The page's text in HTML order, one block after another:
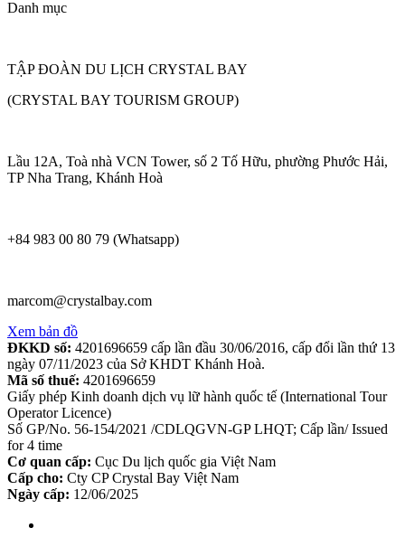
Danh mục
TẬP ĐOÀN DU LỊCH CRYSTAL BAY
(CRYSTAL BAY TOURISM GROUP)
Lầu 12A, Toà nhà VCN Tower, số 2 Tố Hữu, phường Phước Hải,
TP Nha Trang, Khánh Hoà
+84 983 00 80 79 (Whatsapp)
marcom@crystalbay.com
Xem bản đồ
ĐKKD số: 4201696659 cấp lần đầu 30/06/2016, cấp đổi lần thứ 13
ngày 07/11/2023 của Sở KHDT Khánh Hoà.
Mã số thuế: 4201696659
Giấy phép Kinh doanh dịch vụ lữ hành quốc tế (International Tour
Operator Licence)
Số GP/No. 56-154/2021 /CDLQGVN-GP LHQT; Cấp lần/ Issued
for 4 time
Cơ quan cấp: Cục Du lịch quốc gia Việt Nam
Cấp cho: Cty CP Crystal Bay Việt Nam
Ngày cấp: 12/06/2025